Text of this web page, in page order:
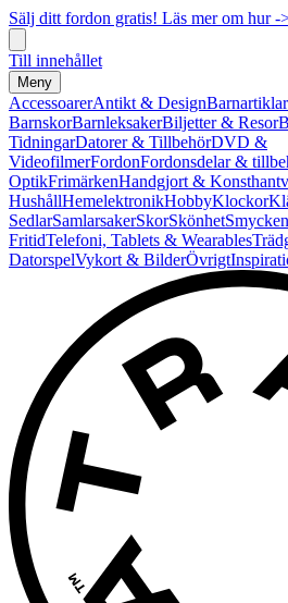
Sälj ditt fordon gratis! Läs mer om hur -
Till innehållet
Meny
AccessoarerAntikt & DesignBarnartiklar
BarnskorBarnleksakerBiljetter & Resor
TidningarDatorer & TillbehörDVD &
VideofilmerFordonFordonsdelar &
OptikFrimärkenHandgjort &
HushållHemelektronikHobbyKlockor
SedlarSamlarsakerSkorSkönhet
FritidTelefoni, Tablets & Wearables
DatorspelVykort & BilderÖvrigt